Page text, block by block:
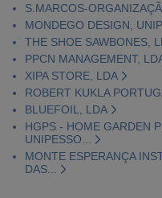
S.MARCOS-
MONDEGO DESIGN,
THE SHOE SAWBONES,
PPCN MANAGEMENT,
XIPA STORE, LDA
ROBERT KUKLA
BLUEFOIL, LDA
HGPS - HOME GARDEN
UNIPESSO...
MONTE ESPERANÇA
DAS...